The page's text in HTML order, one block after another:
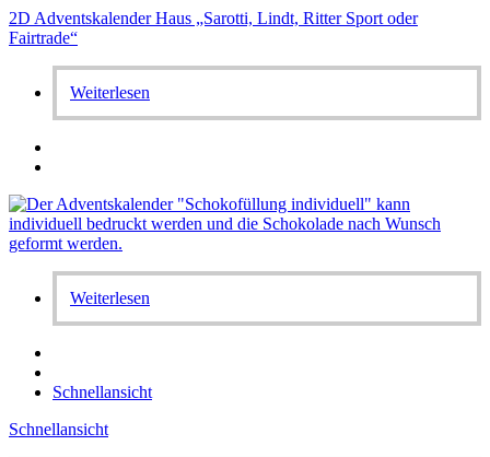
2D Adventskalender Haus „Sarotti, Lindt, Ritter Sport oder
Fairtrade“
Weiterlesen
Weiterlesen
Schnellansicht
Schnellansicht